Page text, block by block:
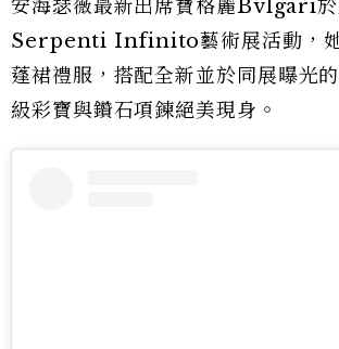
安海瑟薇最新出席寶格麗Bvlgari於
Serpenti Infinito藝術展活動，她
蓬裙禮服，搭配全新並於同展曝
級彩寶與鑽石項鍊絕美現身。